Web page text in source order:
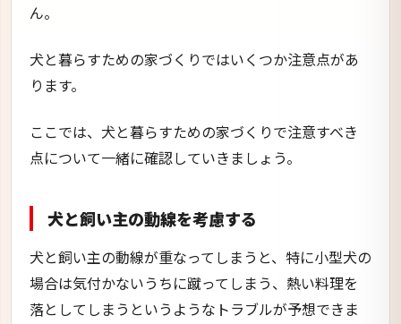
ん。
犬と暮らすための家づくりではいくつか注意点があ
ります。
ここでは、犬と暮らすための家づくりで注意すべき
点について一緒に確認していきましょう。
犬と飼い主の動線を考慮する
犬と飼い主の動線が重なってしまうと、特に小型犬の
場合は気付かないうちに蹴ってしまう、熱い料理を
落としてしまうというようなトラブルが予想できま